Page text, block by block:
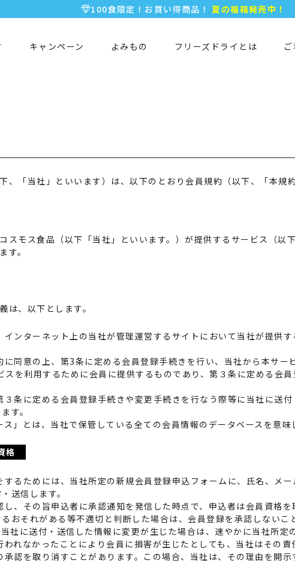
100食限定！お買い得商品！ 夏の福箱発売中！
新規会員登録で今すぐ使える 500ポイント プレゼン
キャンペーン よみもの フリーズドライとは
、「当社」といいます）は、以下のとおり会員規約（以下、「本規
スモス食品（以下「当社」といいます。）が提供するサービス（以
す。
は、以下とします。
インターネット上の当社が管理運営するサイトにおいて当社が提供
に同意の上、第3条に定める会員登録手続きを行い、当社から本サー
スを利用するために会員に提供するものであり、第３条に定める会
３条に定める会員登録手続きや変更手続きを行なう際等に当社に送
す。
ス」とは、当社で保管している全ての会員情報のデータベースを意味
格
するためには、当社所定の新規会員登録申込フォームに、氏名、メ
送信します。
し、その旨申込者に承認通知を発信した時点で、申込者は会員資格
おそれがある等不適切と判断した場合は、会員登録を承認しないこ
社に送付・送信した情報に変更が生じた場合は、速やかに当社所定
われなかったことにより会員に損害が生じたとしても、当社はその責
承認を取り消すことがあります。この場合、当社は、その理由を開示